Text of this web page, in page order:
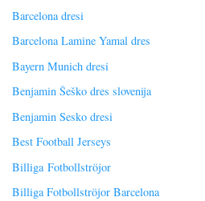
Barcelona dresi
Barcelona Lamine Yamal dres
Bayern Munich dresi
Benjamin Šeško dres slovenija
Benjamin Sesko dresi
Best Football Jerseys
Billiga Fotbollströjor
Billiga Fotbollströjor Barcelona